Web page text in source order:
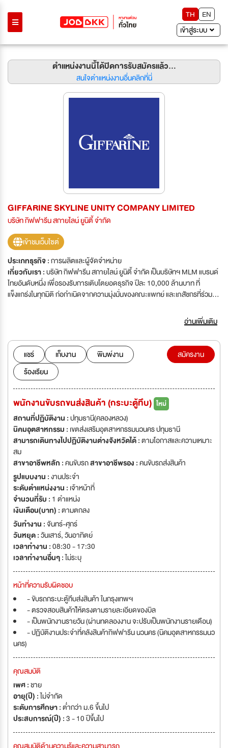
TH
EN
เข้าสู่ระบบ
ตำแหน่งงานนี้ได้ปิดการรับสมัครแล้ว...
สนใจตำแหน่งงานอื่นคลิกที่นี่
GIFFARINE SKYLINE UNITY COMPANY LIMITED
บริษัท กิฟฟารีน สกายไลน์ ยูนิตี้ จำกัด
เข้าชมเว็บไซต์
ประเภทธุรกิจ :การผลิตและผู้จัดจำหน่าย
เกี่ยวกับเรา :บริษัท กิฟฟารีน สกายไลน์ ยูนิตี้ จำกัด เป็นบริษัทฯ MLM แบรนด์
ไทยอันดับหนึ่ง เพื่อรองรับการเติบโตยอดธุรกิจ ปีละ 10,000 ล้านบาท ที่
แข็งแกร่งในทุกมิติ ก่อกำเนิดจากความมุ่งมั่นของคณะแพทย์ และเภสัชกรที่ร่วมกัน
หลักวิชาการ ด้วยปณิธานยึดมั่นในความจริงใจ และความรับผิดชอบต่อผู้บริโภค
อันเต็มเปี่ยม กิฟฟารีน มียอดขายที่เติบโตอย่างต่อเนื่องอันเกิดจากการวางแผน
การตลาดที่มีวิสัยทัศน์ แผนการขายที่มีประสิทธิภาพ สามารถสร้างความมั่นคง
ให้แก่พนักงานทุกท่านในองค์กร ขอเชิญชวนผู้สนใจสมัครงานและร่วมสัมภาษณ์
งานกับเรา
อ่านเพิ่มเติม
แชร์ เก็บงาน
พิมพ์งาน
ร้องเรียน
สมัครงาน
พนักงานขับรถขนส่งสินค้า (กระบะตู้ทึบ) ใหม่
สถานที่ปฏิบัติงาน :ปทุมธานี(คลองหลวง)
นิคมอุตสาหกรรม : เขตส่งเสริมอุตสาหกรรมนวนคร ปทุมธานี
สามารถเดินทางไปปฏิบัติงานต่างจังหวัดได้ :ตามโอกาสและความเหมาะ
สม
สาขาอาชีพหลัก :คนขับรถสาขาอาชีพรอง :คนขับรถส่งสินค้า
รูปแบบงาน :งานประจำ
ระดับตำแหน่งงาน : เจ้าหน้าที่
จำนวนที่รับ : 1 ตำแหน่ง
เงินเดือน(บาท) :ตามตกลง
วันทำงาน :จันทร์-ศุกร์
วันหยุด :วันเสาร์,วันอาทิตย์
เวลาทำงาน :08:30 - 17:30
เวลาทำงานอื่นๆ :ไม่ระบุ
หน้าที่ความรับผิดชอบ
- ขับรถกระบะตู้ทึบส่งสินค้า ในกรุงเทพฯ
- ตรวจสอบสินค้าใ้ห้ตรงตามรายละเอียดของบิล
- เป็นพนักงานรายวัน (ผ่านทดลองงาน จะปรับเป็นพนักงานรายเดือน)
- ปฏิบัติงานประจำที่คลังสินค้ากิฟฟารีน นวนคร (นิคมอุตสาหกรรมนว
นคร)
คุณสมบัติ
เพศ :ชาย
อายุ(ปี) :ไม่จำกัด
ระดับการศึกษา :ต่ำกว่า ม.6 ขึ้นไป
ประสบการณ์(ปี) :3 - 10 ปีขึ้นไป